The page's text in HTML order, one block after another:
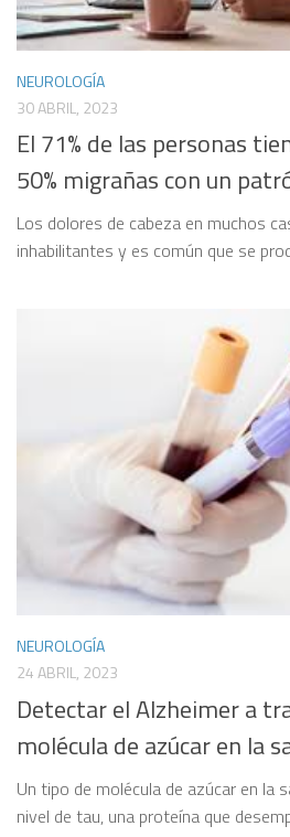
NEUROLOGÍA
30 ABRIL, 2023
El 71% de las personas
50% migrañas con un
Los dolores de cabeza en muchos
inhabilitantes y es común que se
NEUROLOGÍA
24 ABRIL, 2023
Detectar el Alzheimer a
molécula de azúcar en la
Un tipo de molécula de azúcar en la
nivel de tau, una proteína que